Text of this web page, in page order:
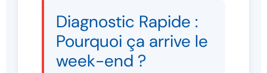
Diagnostic Rapide :
Pourquoi ça arrive le
week-end ?